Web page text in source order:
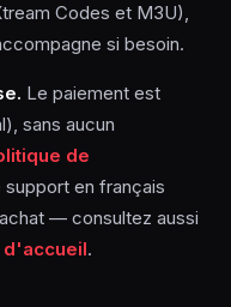
Codes et M3U),
si besoin.
Le paiement est
sans aucun
de
en français
— consultez aussi
d'accueil.